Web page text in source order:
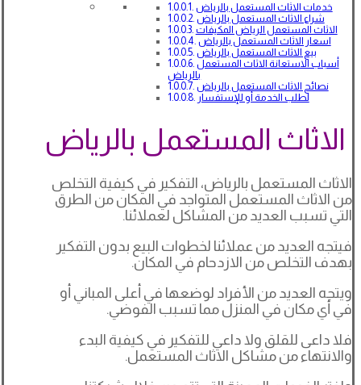
خدمات الاثاث المستعمل بالرياض
شراء الاثاث المستعمل بالرياض
الاثاث المستعمل الرياض المكيفات
اسعار الاثاث المستعمل بالرياض
بيع الاثاث المستعمل بالرياض
أسباب الاستعانة الاثاث المستعمل
بالرياض
نصائح الاثاث المستعمل بالرياض
لطلب الخدمة أو للإستفسار
الاثاث المستعمل بالرياض
الاثاث المستعمل بالرياض، التفكير في كيفية التخلص
من الاثاث المستعمل المتواجد في المكان من الطرق
التي تسبب العديد من المشاكل لعملائنا.
فيتجه العديد من عملائنا لخطوات البيع بدون التفكير
بهدف التخلص من الازدحام في المكان.
ويتجه العديد من الأفراد لوضعها في أعلى المباني أو
في أي مكان في المنزل مما تسبب الفوضي.
فلا داعى للقلق ولا داعي للتفكير في كيفية البدء
والانتهاء من مشاكل الاثاث المستعمل.